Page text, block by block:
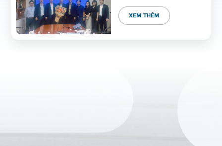
NIÊN NĂM 2024
XEM THÊM